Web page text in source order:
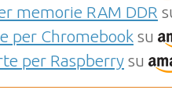
memorie RAM DDR
per Chromebook su
per Raspberry su